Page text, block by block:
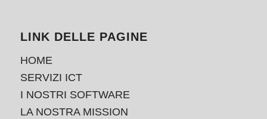
LINK DELLE PAGINE
HOME
SERVIZI ICT
I NOSTRI SOFTWARE
LA NOSTRA MISSION